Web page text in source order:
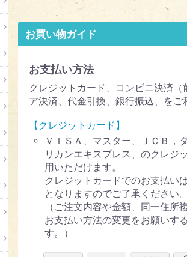
お買い物ガイド
お支払い方法
クレジットカード、コンビニ決済（
ア決済、代金引換、銀行振込、をご
【クレジットカード】
ＶＩＳＡ、マスター、ＪＣＢ，
リカンエキスプレス、のクレジ
用いただけます。
クレジットカードでのお支払い
となりますのでご了承ください。
（ご注文内容や金額、同一住所
お支払い方法の変更をお願いす
す。）